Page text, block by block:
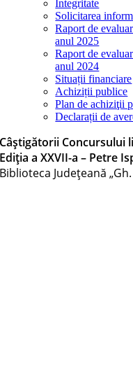
Integritate
Solicitarea
Raport de
anul 2025
Raport de
anul 2024
Situații financiare
Achiziții publice
Plan de achiziţii
Declarații de
Câștigătorii Concursului
Ediția a XXVII-a – Petre
Biblioteca Judeţeană